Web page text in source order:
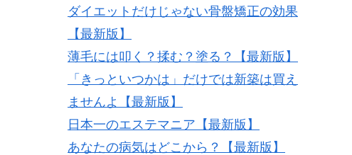
ダイエットだけじゃない骨盤矯正の効果
【最新版】
薄毛には叩く？揉む？塗る？【最新版】
「きっといつかは」だけでは新築は買え
ませんよ【最新版】
日本一のエステマニア【最新版】
あなたの病気はどこから？【最新版】